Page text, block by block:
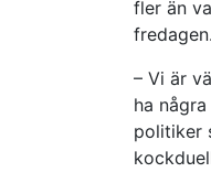
fler än
fredagen.
– Vi är
ha
politiker